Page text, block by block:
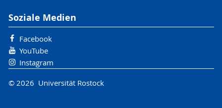
Soziale Medien
Facebook
YouTube
Instagram
© 2026 Universität Rostock